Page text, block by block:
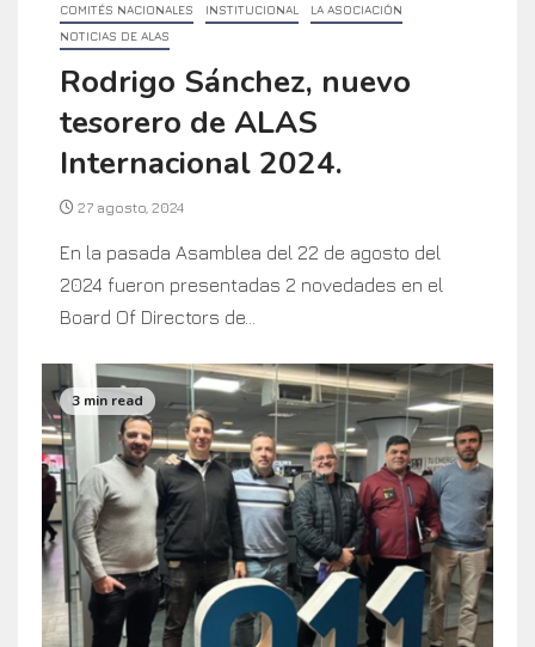
COMITÉS NACIONALES INSTITUCIONAL
LA ASOCIACIÓN
NOTICIAS DE ALAS
Rodrigo Sánchez, nuevo
tesorero de ALAS
Internacional 2024.
27 agosto, 2024
En la pasada Asamblea del 22 de agosto del
2024 fueron presentadas 2 novedades en el
Board Of Directors de...
3 min read